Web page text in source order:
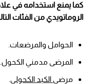
كما يمنع استخدامه في
الروماتويدي من الفئات
الحوامل والمرضعات.
المرضى مدمني الكحول.
مرضى الكبد الكحولي